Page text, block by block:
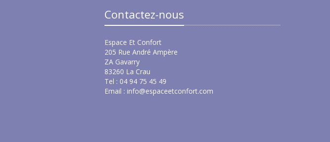
Contactez-nous
Espace Et Confort
205 Rue André Ampère
ZA Gavarry
83260 La Crau
Tel : 04 94 75 45 49
Email : info@espaceetconfort.com